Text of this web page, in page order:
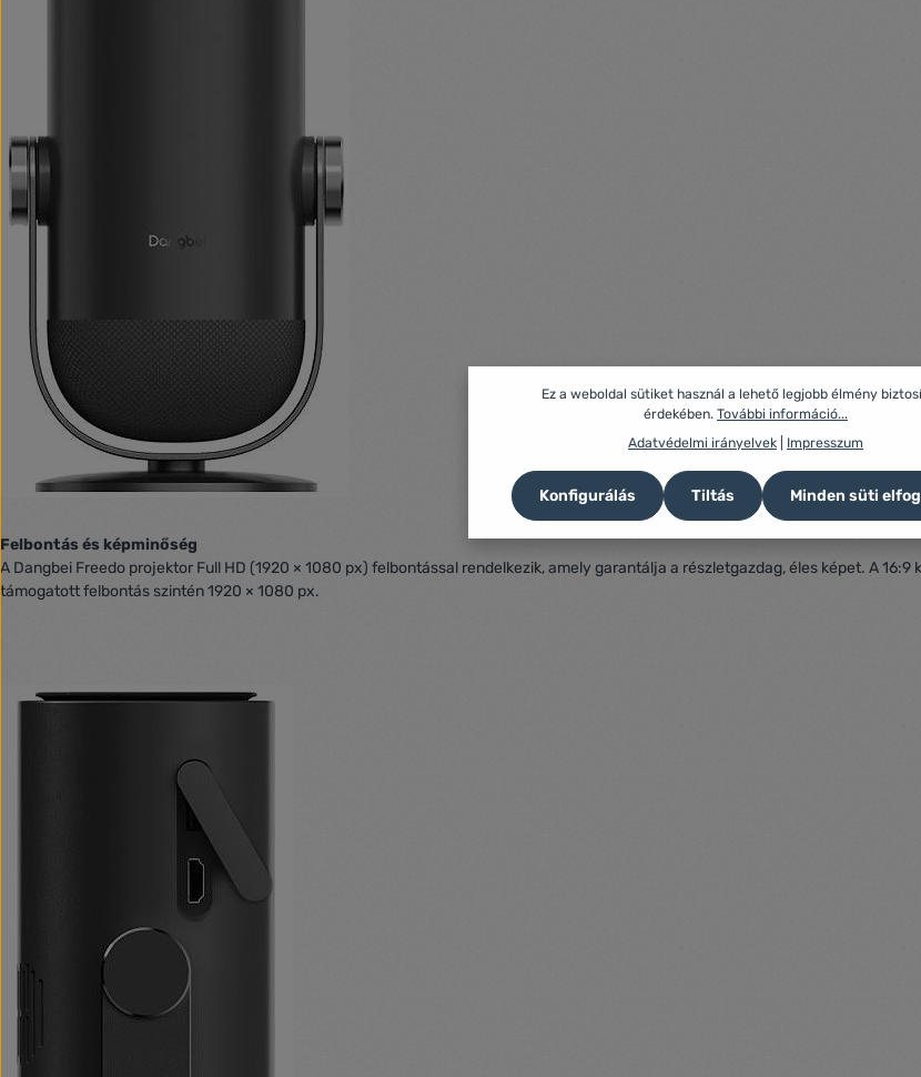
Felbontás és képminőség
A Dangbei Freedo projektor Full HD (1920 × 1080 px) felbontással rendelkezik, amely garantálja a részletgazdag, éles képet. A
támogatott felbontás szintén 1920 × 1080 px.
Ez a weboldal sütiket használ a lehető legjobb élmény
érdekében. További információ...
Adatvédelmi irányelvek
Impresszum
Tiltás
Konfigurálás Minden süti